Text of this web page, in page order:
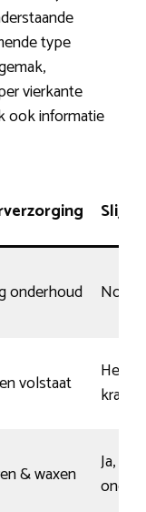
type
vierkante
ook informatie
onderhoud
volstaat
Heel
& waxen
Ja,